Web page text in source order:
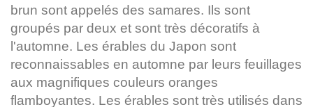
brun sont appelés des samares. Ils sont
groupés par deux et sont très décoratifs à
l'automne. Les érables du Japon sont
reconnaissables en automne par leurs feuillages
aux magnifiques couleurs oranges
flamboyantes. Les érables sont très utilisés dans